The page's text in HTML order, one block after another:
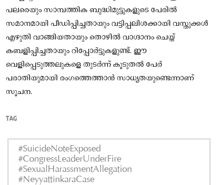
പലരെയും സാമ്പത്തിക ബുദ്ധിമുട്ടുകളുടെ പേരിൽ
സമാനമായി പീഡിപ്പിച്ചതായും വട്ടിപ്പലിശക്കായി വസ്തുക്കൾ
എഴുതി വാങ്ങിയതായും തൊഴിൽ വാഗ്ദാനം ചെയ്ത്
കബളിപ്പിച്ചതായും റിപ്പോർട്ടുകളുണ്ട്. ഈ
വെളിപ്പെടുത്തലുകളെ തുടർന്ന് കൂടുതൽ പേർ
പരാതിയുമായി രംഗത്തെത്താൻ സാധ്യതയുണ്ടെന്നാണ്
സൂചന.
TAG
#SuicideNoteExposed
#CongressLeaderUnderFire
#SexualHarassmentAllegation
#NeyyattinkaraCase